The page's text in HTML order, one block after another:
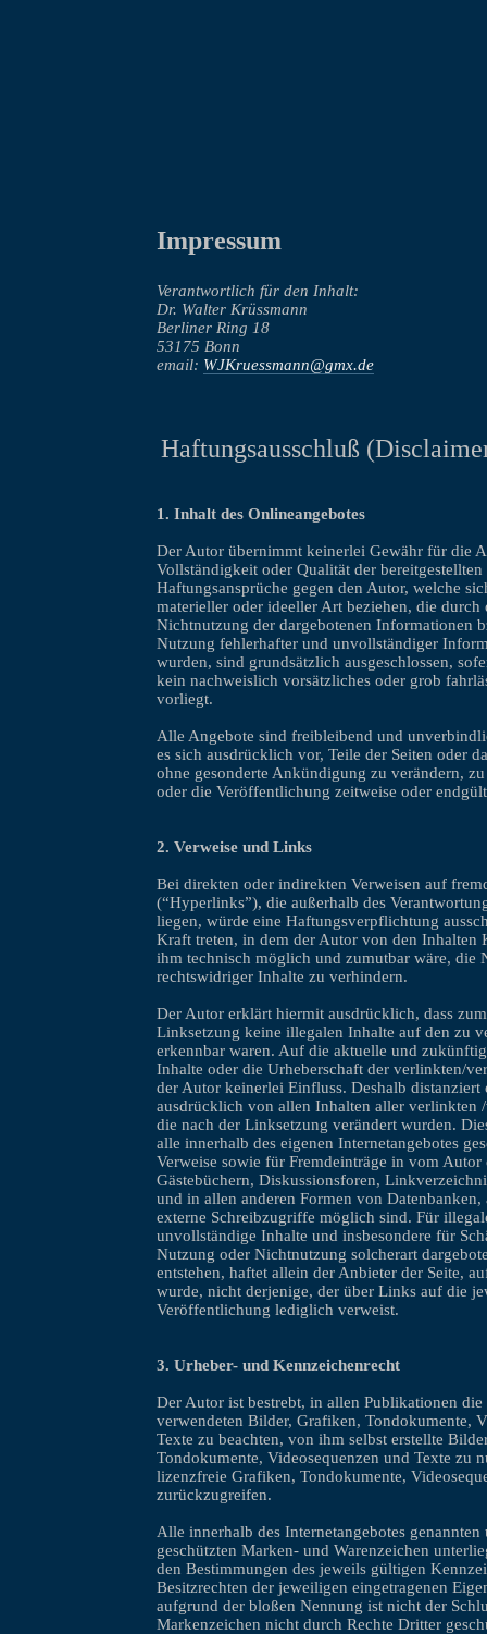
Impressum
Verantwortlich für den Inhalt:
Dr. Walter Krüssmann
Berliner Ring 18
53175 Bonn
email: WJKruessmann@gmx.de
Haftungsausschluß
1. Inhalt des Onlineangebotes
Der Autor übernimmt keinerlei Gewähr für die
Vollständigkeit oder Qualität der
Haftungsansprüche gegen den Autor, welche
materieller oder ideeller Art beziehen, die durch
Nichtnutzung der dargebotenen Informationen
Nutzung fehlerhafter und unvollständiger
wurden, sind grundsätzlich ausgeschlossen,
kein nachweislich vorsätzliches oder grob
vorliegt.
Alle Angebote sind freibleibend und
es sich ausdrücklich vor, Teile der Seiten oder
ohne gesonderte Ankündigung zu verändern,
oder die Veröffentlichung zeitweise oder
2. Verweise und Links
Bei direkten oder indirekten Verweisen auf
(“Hyperlinks”), die außerhalb des
liegen, würde eine Haftungsverpflichtung
Kraft treten, in dem der Autor von den Inhalten
ihm technisch möglich und zumutbar wäre, die
rechtswidriger Inhalte zu verhindern.
Der Autor erklärt hiermit ausdrücklich, dass
Linksetzung keine illegalen Inhalte auf den zu
erkennbar waren. Auf die aktuelle und
Inhalte oder die Urheberschaft der verlinkten/
der Autor keinerlei Einfluss. Deshalb distanziert
ausdrücklich von allen Inhalten aller verlinkten
die nach der Linksetzung verändert wurden.
alle innerhalb des eigenen Internetangebotes
Verweise sowie für Fremdeinträge in vom Autor
Gästebüchern, Diskussionsforen,
und in allen anderen Formen von
externe Schreibzugriffe möglich sind. Für
unvollständige Inhalte und insbesondere für
Nutzung oder Nichtnutzung solcherart
entstehen, haftet allein der Anbieter der Seite,
wurde, nicht derjenige, der über Links auf die
Veröffentlichung lediglich verweist.
3. Urheber- und Kennzeichenrecht
Der Autor ist bestrebt, in allen Publikationen die
verwendeten Bilder, Grafiken, Tondokumente,
Texte zu beachten, von ihm selbst erstellte
Tondokumente, Videosequenzen und Texte zu
lizenzfreie Grafiken, Tondokumente,
zurückzugreifen.
Alle innerhalb des Internetangebotes
geschützten Marken- und Warenzeichen
den Bestimmungen des jeweils gültigen
Besitzrechten der jeweiligen eingetragenen
aufgrund der bloßen Nennung ist nicht der
Markenzeichen nicht durch Rechte Dritter